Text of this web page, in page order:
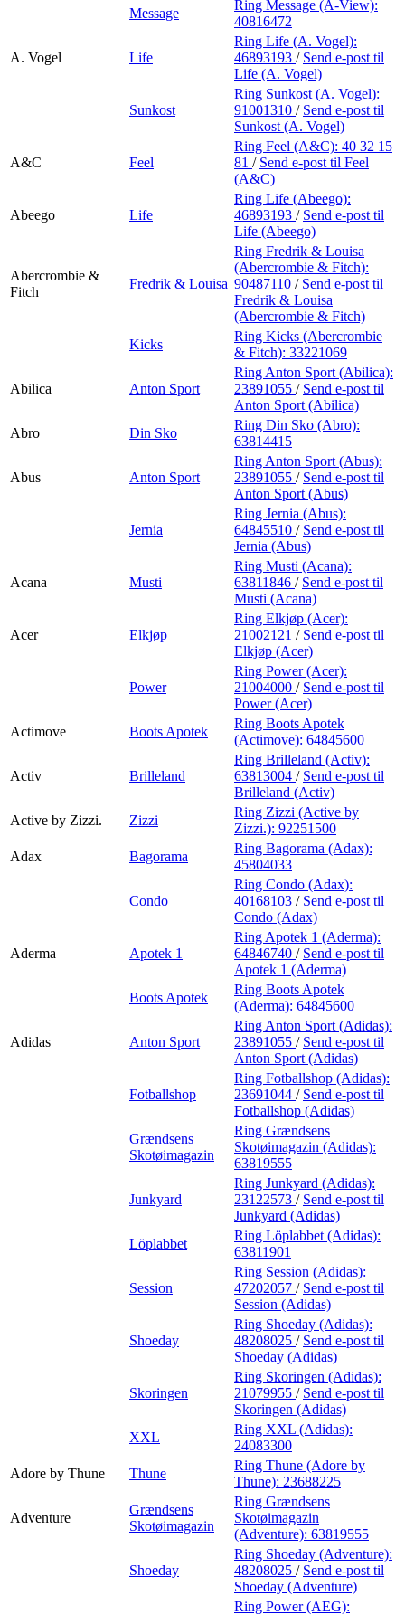
Message
Ring Message (A-View):
40816472
A. Vogel Life
Ring Life (A. Vogel):
46893193 / Send e-post til
Life (A. Vogel)
Sunkost
Ring Sunkost (A. Vogel):
91001310 / Send e-post til
Sunkost (A. Vogel)
A&C Feel
Ring Feel (A&C): 40 32 15
81 / Send e-post til Feel
(A&C)
Abeego Life
Ring Life (Abeego):
46893193 / Send e-post til
Life (Abeego)
Abercrombie &
Fitch
Fredrik & Louisa
Ring Fredrik & Louisa
(Abercrombie & Fitch):
90487110 / Send e-post til
Fredrik & Louisa
(Abercrombie & Fitch)
Kicks
Ring Kicks (Abercrombie
& Fitch): 33221069
Abilica Anton Sport
Ring Anton Sport (Abilica):
23891055 / Send e-post til
Anton Sport (Abilica)
Abro
Din Sko
Ring Din Sko (Abro):
63814415
Abus Anton Sport
Ring Anton Sport (Abus):
23891055 / Send e-post til
Anton Sport (Abus)
Jernia
Ring Jernia (Abus):
64845510 / Send e-post til
Jernia (Abus)
Acana Musti
Ring Musti (Acana):
63811846 / Send e-post til
Musti (Acana)
Acer Elkjøp
Ring Elkjøp (Acer):
21002121 / Send e-post til
Elkjøp (Acer)
Power
Ring Power (Acer):
21004000 / Send e-post til
Power (Acer)
Actimove
Boots Apotek
Ring Boots Apotek
(Actimove): 64845600
Activ Brilleland
Ring Brilleland (Activ):
63813004 / Send e-post til
Brilleland (Activ)
Active by Zizzi.
Zizzi
Ring Zizzi (Active by
Zizzi.): 92251500
Adax
Bagorama
Ring Bagorama (Adax):
45804033
Condo
Ring Condo (Adax):
40168103 / Send e-post til
Condo (Adax)
Aderma Apotek 1
Ring Apotek 1 (Aderma):
64846740 / Send e-post til
Apotek 1 (Aderma)
Boots Apotek
Ring Boots Apotek
(Aderma): 64845600
Adidas Anton Sport
Ring Anton Sport (Adidas):
23891055 / Send e-post til
Anton Sport (Adidas)
Fotballshop
Ring Fotballshop (Adidas):
23691044 / Send e-post til
Fotballshop (Adidas)
Grændsens
Skotøimagazin
Ring Grændsens
Skotøimagazin (Adidas):
63819555
Junkyard
Ring Junkyard (Adidas):
23122573 / Send e-post til
Junkyard (Adidas)
Löplabbet
Ring Löplabbet (Adidas):
63811901
Session
Ring Session (Adidas):
47202057 / Send e-post til
Session (Adidas)
Shoeday
Ring Shoeday (Adidas):
48208025 / Send e-post til
Shoeday (Adidas)
Skoringen
Ring Skoringen (Adidas):
21079955 / Send e-post til
Skoringen (Adidas)
XXL
Ring XXL (Adidas):
24083300
Adore by Thune
Thune
Ring Thune (Adore by
Thune): 23688225
Adventure
Grændsens
Skotøimagazin
Ring Grændsens
Skotøimagazin
(Adventure): 63819555
Shoeday
Ring Shoeday (Adventure):
48208025 / Send e-post til
Shoeday (Adventure)
Ring Power (AEG):